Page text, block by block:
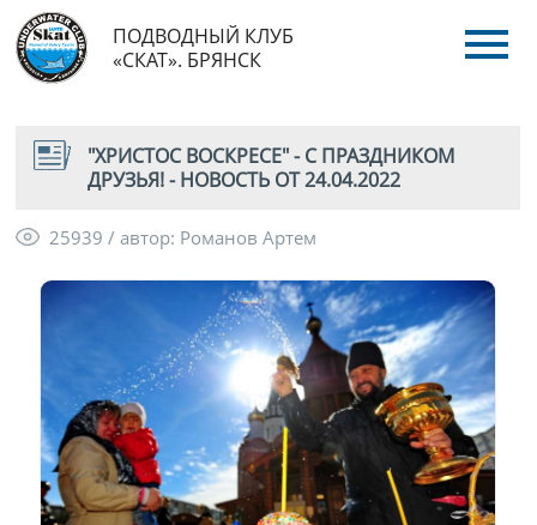
ПОДВОДНЫЙ КЛУБ
«СКАТ». БРЯНСК
"ХРИСТОС ВОСКРЕСЕ" - С ПРАЗДНИКОМ
ДРУЗЬЯ! - НОВОСТЬ ОТ 24.04.2022
25939 / автор: Романов Артем